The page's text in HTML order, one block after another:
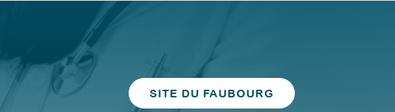
SITE DU FAUBOURG